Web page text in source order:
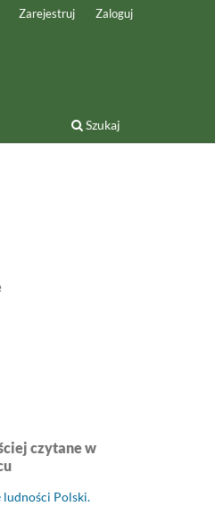
Szukaj
Zarejestruj Zaloguj
czytane w
ludności Polski.